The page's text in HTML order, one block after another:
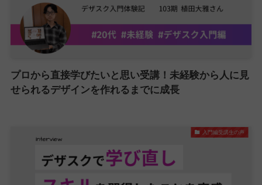
プロから直接学びたいと思い受講！未経験から人に見
せられるデザインを作れるまでに成長
入門編受講生の声